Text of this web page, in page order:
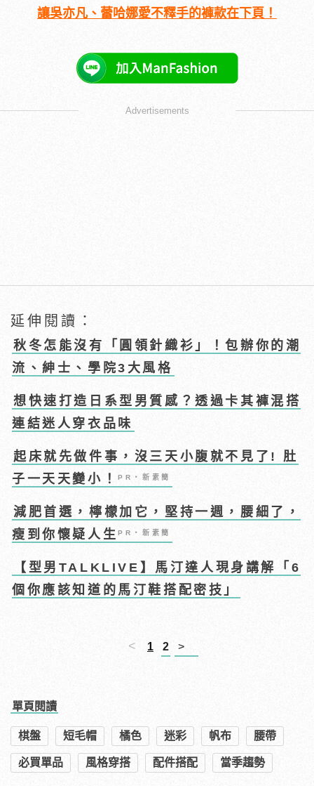
讓吳亦凡、蕾哈娜愛不釋手的褲款在下頁！
Advertisements
延伸閱讀：
秋冬怎能沒有「圓領針織衫」！包辦你的潮
流、紳士、學院3大風格
想快速打造日系型男質感？透過卡其褲混搭
連結迷人穿衣品味
起床就先做件事，沒三天小腹就不見了! 肚
子一天天變小！PR・新素簡
減肥首選，檸檬加它，堅持一週，腰細了，
瘦到你懷疑人生PR・新素簡
【型男TALKLIVE】馬汀達人現身講解「6
個你應該知道的馬汀鞋搭配密技」
< 1 2 >
單頁閱讀
棋盤 短毛帽 橘色 迷彩 帆布 腰帶
必買單品 風格穿搭 配件搭配 當季趨勢